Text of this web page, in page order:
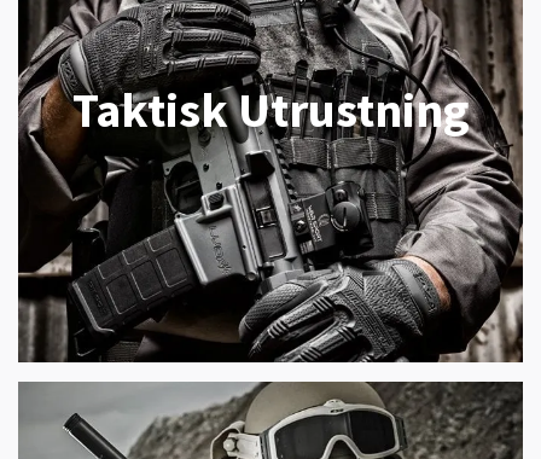
Taktisk Utrustning